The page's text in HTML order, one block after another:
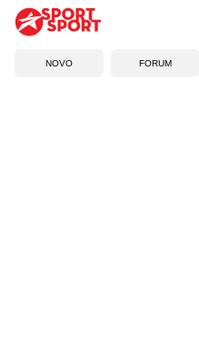
NOVO FORUM